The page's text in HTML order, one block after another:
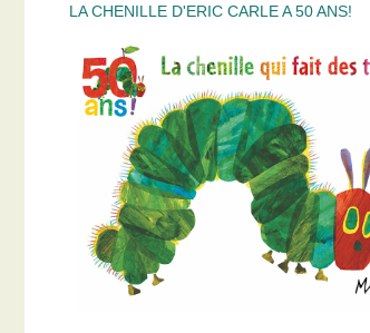
LA CHENILLE D'ERIC CARLE A 50 ANS!